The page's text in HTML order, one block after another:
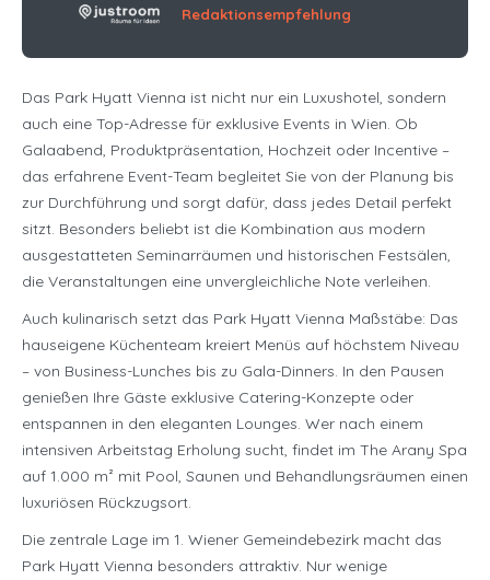
Redaktionsempfehlung
Das Park Hyatt Vienna ist nicht nur ein Luxushotel, sondern
auch eine Top-Adresse für exklusive Events in Wien. Ob
Galaabend, Produktpräsentation, Hochzeit oder Incentive –
das erfahrene Event-Team begleitet Sie von der Planung bis
zur Durchführung und sorgt dafür, dass jedes Detail perfekt
sitzt. Besonders beliebt ist die Kombination aus modern
ausgestatteten Seminarräumen und historischen Festsälen,
die Veranstaltungen eine unvergleichliche Note verleihen.
Auch kulinarisch setzt das Park Hyatt Vienna Maßstäbe: Das
hauseigene Küchenteam kreiert Menüs auf höchstem Niveau
– von Business-Lunches bis zu Gala-Dinners. In den Pausen
genießen Ihre Gäste exklusive Catering-Konzepte oder
entspannen in den eleganten Lounges. Wer nach einem
intensiven Arbeitstag Erholung sucht, findet im The Arany Spa
auf 1.000 m² mit Pool, Saunen und Behandlungsräumen einen
luxuriösen Rückzugsort.
Die zentrale Lage im 1. Wiener Gemeindebezirk macht das
Park Hyatt Vienna besonders attraktiv. Nur wenige